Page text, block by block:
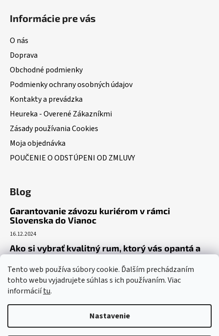
Tento web používa súbory cookie. Ďalším prechádzaním
tohto webu vyjadrujete súhlas s ich používaním. Viac
informáciítu.
Nastavenie
Informácie pre vás
O nás
Doprava
Obchodné podmienky
Podmienky ochrany osobných údajov
Kontakty a prevádzka
Heureka - Overené Zákazníkmi
Zásady používania Cookies
Moja objednávka
POUČENIE O ODSTÚPENI OD ZMLUVY
Blog
Garantovanie závozu kuriérom v rámci
Slovenska do Vianoc
16.12.2024
Ako si vybrať kvalitný rum, ktorý vás opantá a
už nepustí?
16.6.2023
Dokonalý gin tonic recept – ako si pripraviť toto
osviežujúce letné eso?